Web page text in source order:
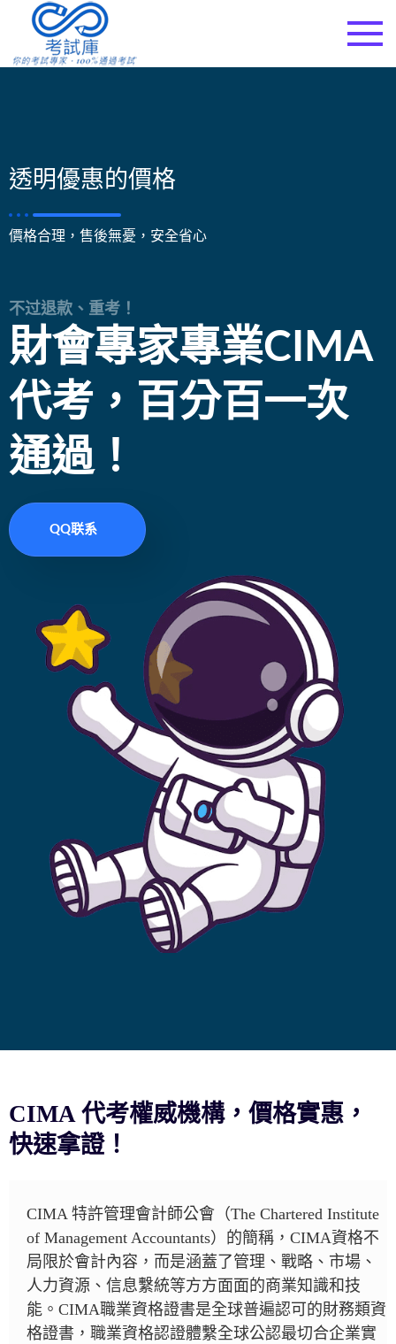
透明優惠的價格
價格合理，售後無憂，安全省心
不过退款、重考！
財會專家專業CIMA
代考，百分百一次
通過！
QQ联系
CIMA 代考權威機構，價格實惠，
快速拿證！
CIMA 特許管理會計師公會（The Chartered Institute
of Management Accountants）的簡稱，CIMA資格不
局限於會計內容，而是涵蓋了管理、戰略、市場、
人力資源、信息繫統等方方面面的商業知識和技
能。CIMA職業資格證書是全球普遍認可的財務類資
格證書，職業資格認證體繫全球公認最切合企業實